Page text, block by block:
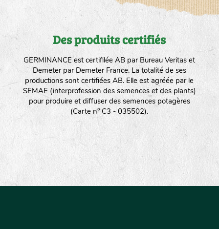
Des produits certifiés
GERMINANCE est certifilée AB par Bureau Veritas et
Demeter par Demeter France. La totalité de ses
productions sont certifiées AB. Elle est agréée par le
SEMAE (interprofession des semences et des plants)
pour produire et diffuser des semences potagères
(Carte n° C3 - 035502).